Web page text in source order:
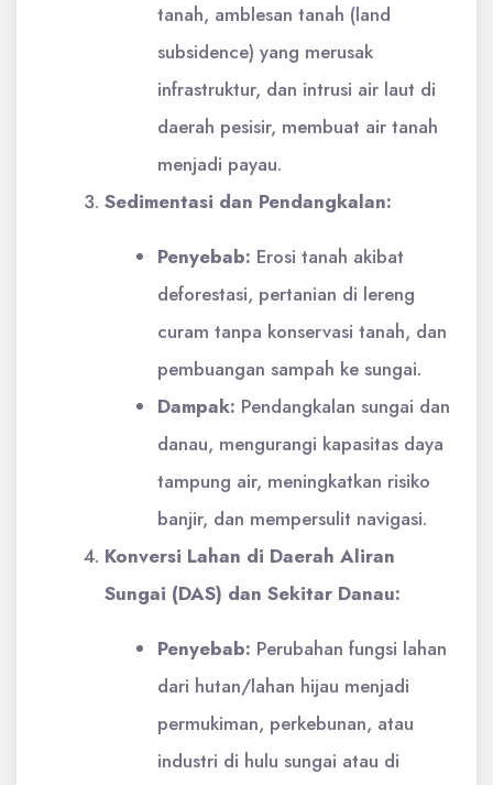
tanah, amblesan tanah (land
subsidence) yang merusak
infrastruktur, dan intrusi air laut di
daerah pesisir, membuat air tanah
menjadi payau.
Sedimentasi dan Pendangkalan:
Penyebab: Erosi tanah akibat
deforestasi, pertanian di lereng
curam tanpa konservasi tanah, dan
pembuangan sampah ke sungai.
Dampak: Pendangkalan sungai dan
danau, mengurangi kapasitas daya
tampung air, meningkatkan risiko
banjir, dan mempersulit navigasi.
Konversi Lahan di Daerah Aliran
Sungai (DAS) dan Sekitar Danau:
Penyebab: Perubahan fungsi lahan
dari hutan/lahan hijau menjadi
permukiman, perkebunan, atau
industri di hulu sungai atau di